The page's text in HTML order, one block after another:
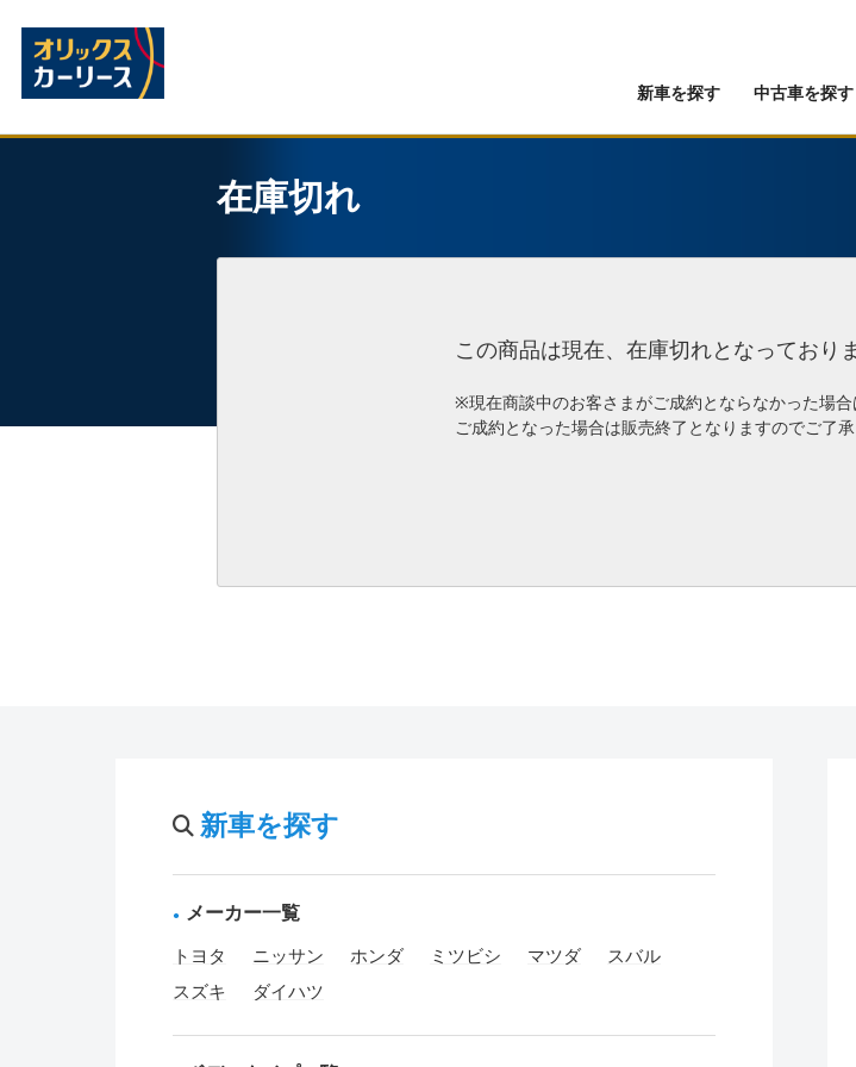
新車を探す 中古車を探す
在庫切れ
この商品は現在、在庫切れとなっており
※現在商談中のお客さまがご成約とならなかった場合
ご成約となった場合は販売終了となりますのでご了承
新車を探す
メーカー一覧
トヨタ ニッサン ホンダ ミツビシ マツダ
スバル
スズキ
ダイハツ